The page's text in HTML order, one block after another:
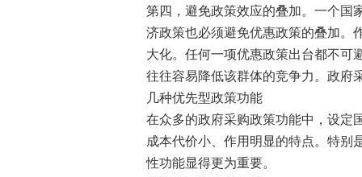
第四，避免政策效应的叠加。一个国
济政策也必须避免优惠政策的叠加。
大化。任何一项优惠政策出台都不可
往往容易降低该群体的竞争力。政府
几种优先型政策功能
在众多的政府采购政策功能中，设定
成本代价小、作用明显的特点。特别
性功能显得更为重要。